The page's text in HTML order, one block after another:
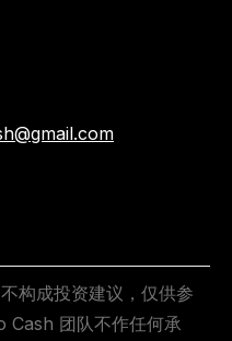
构成投资建议，仅供参
Cash 团队不作任何承